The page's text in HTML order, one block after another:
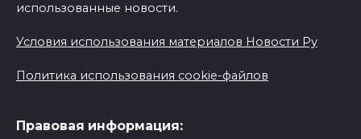
использованные новости.
Условия использования материалов Новости Ру
Политика использования cookie-файлов
Правовая информация: